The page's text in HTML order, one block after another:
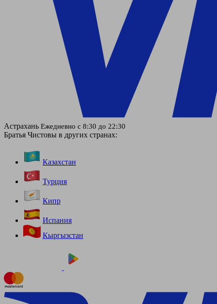
Астрахань Ежедневно с 8:30 до 22:30
Братья Чистовы в других странах:
Казахстан
Турция
Кипр
Испания
Кыргызстан